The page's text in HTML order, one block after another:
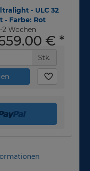
- ULC 32
- Farbe: Rot
2 Wochen
€ *
Stk.